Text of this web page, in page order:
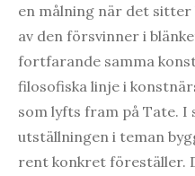
en målning när det
av den försvinner i
fortfarande samma
filosofiska linje i
som lyfts fram på Tate. I
utställningen i teman
rent konkret föreställer.